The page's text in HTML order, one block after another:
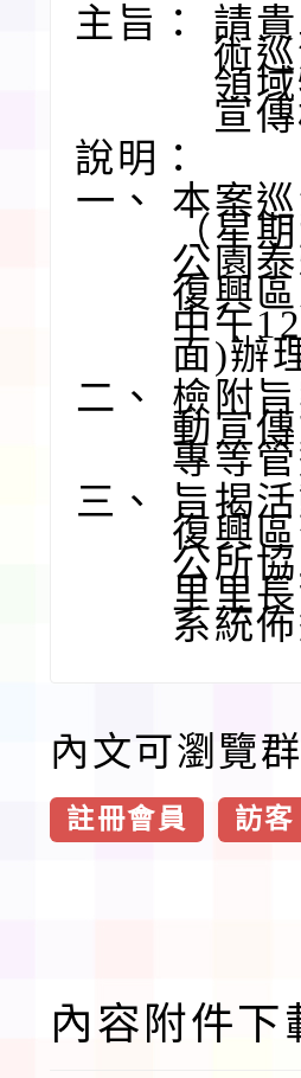
主旨： 請
術
領
宣
說明：
一、
本案
（星
公園
復興
中午
面)辦
二、
檢附
動宣
專等
三、
旨揭
復興
公所
里里
系統
內文可瀏覽群
註冊會員 訪客
內容附件下